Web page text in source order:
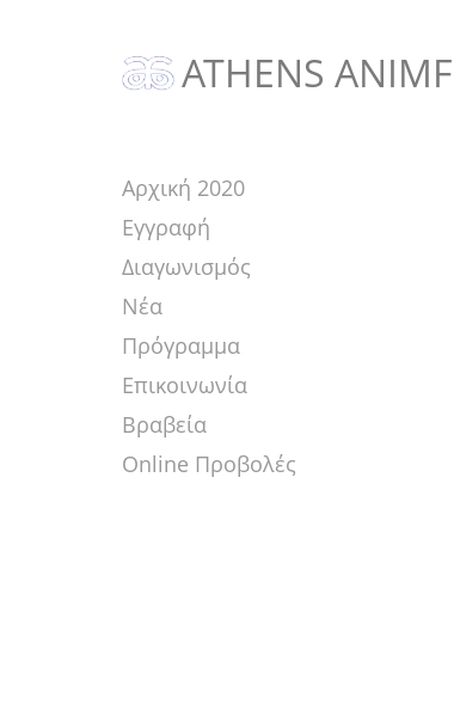
ATHENS
Αρχική 2020
Εγγραφή
Διαγωνισμός
Νέα
Πρόγραμμα
Επικοινωνία
Βραβεία
Online Προβολές